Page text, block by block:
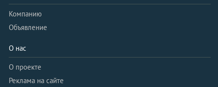
Компанию
Объявление
О нас
О проекте
Реклама на сайте